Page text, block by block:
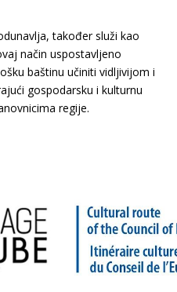
također služi kao
način uspostavljeno
baštinu učiniti vidljivijom i
gospodarsku i kulturnu
regije.